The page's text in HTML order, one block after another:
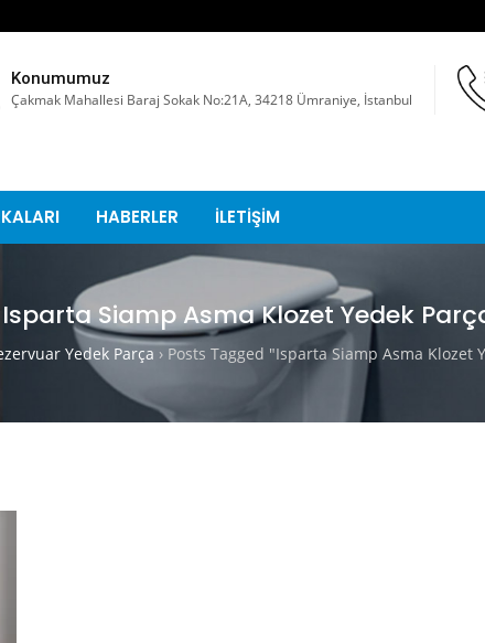
Konumumuz
Çakmak Mahallesi Baraj Sokak No:21A, 34218 Ümraniye, İstanbul
HABERLER İLETİŞİM
Isparta Siamp Asma Klozet Yedek
Yedek Parça › Posts Tagged "Isparta Siamp Asma Klozet